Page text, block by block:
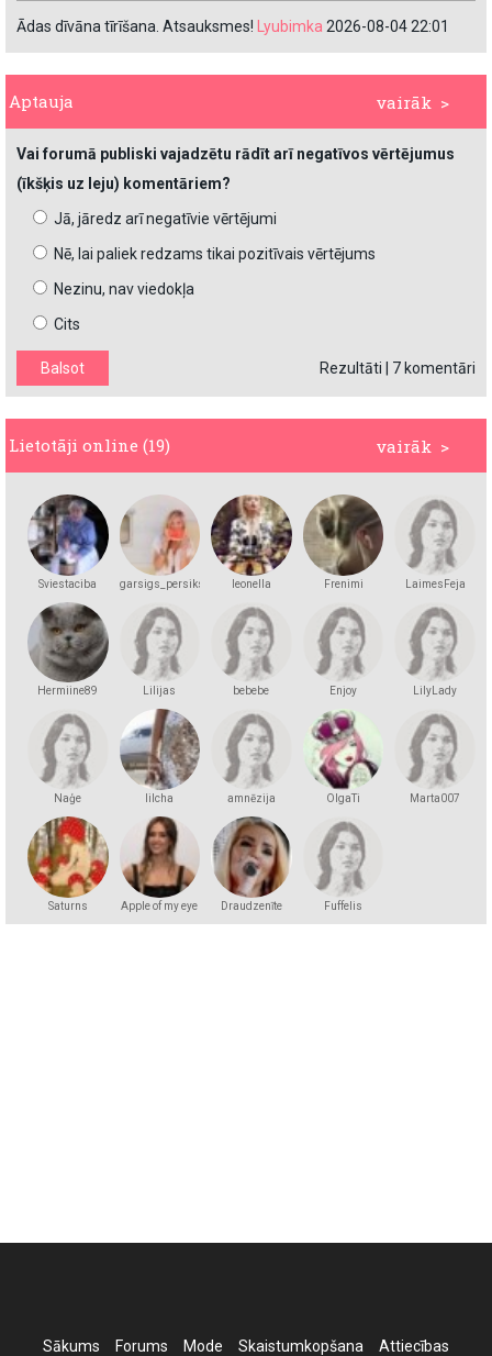
Ādas dīvāna tīrīšana. Atsauksmes! Lyubimka 2026-08-04 22:01
vairāk >
Aptauja
Vai forumā publiski vajadzētu rādīt arī negatīvos vērtējumus
(īkšķis uz leju) komentāriem?
Jā, jāredz arī negatīvie vērtējumi
Nē, lai paliek redzams tikai pozitīvais vērtējums
Nezinu, nav viedokļa
Cits
Rezultāti 7 komentāri
vairāk >
Lietotāji online (19)
Sviestaciba garsigs_persiks leonella Frenimi LaimesFeja
Hermiine89 Lilijas bebebe Enjoy LilyLady
Naģe lilcha amnēzija OlgaTi Marta007
Saturns Apple of my eye Draudzenīte Fuffelis
Sākums Forums Mode Skaistumkopšana Attiecības